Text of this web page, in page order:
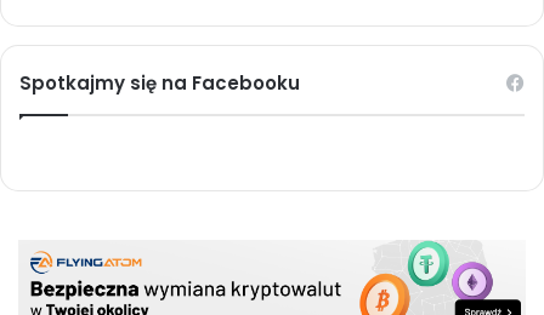
Spotkajmy się na Facebooku